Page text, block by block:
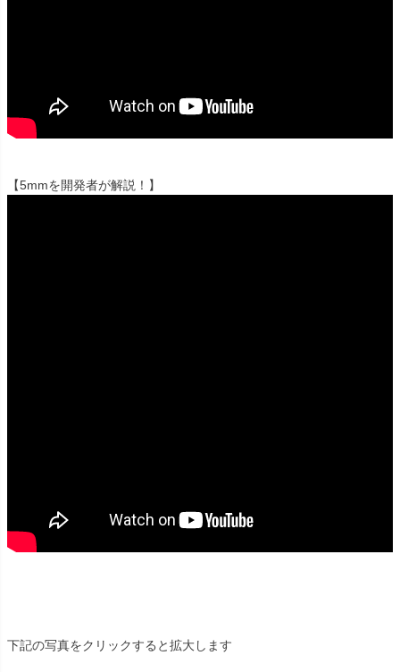
【5mmを開発者が解説！】
下記の写真をクリックすると拡大します